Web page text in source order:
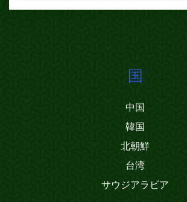
国
中国
韓国
北朝鮮
台湾
サウジアラビア